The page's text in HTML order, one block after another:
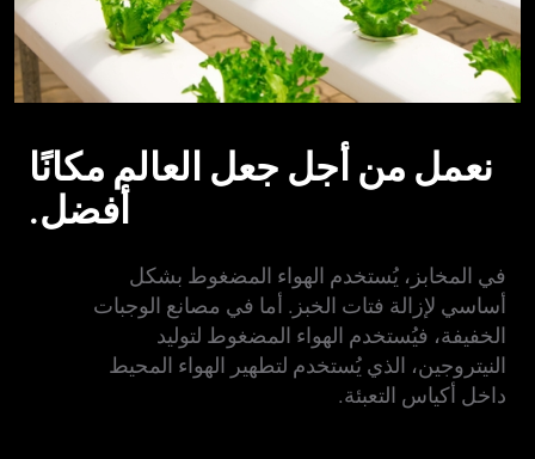
نعمل من أجل جعل العالم مكانًا
أفضل.
في المخابز، يُستخدم الهواء المضغوط بشكل
أساسي لإزالة فتات الخبز. أما في مصانع الوجبات
الخفيفة، فيُستخدم الهواء المضغوط لتوليد
النيتروجين، الذي يُستخدم لتطهير الهواء المحيط
داخل أكياس التعبئة.